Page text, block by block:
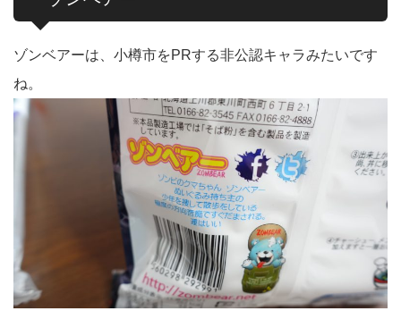
ゾンベアーは、小樽市をPRする非公認キャラみたいです
ね。